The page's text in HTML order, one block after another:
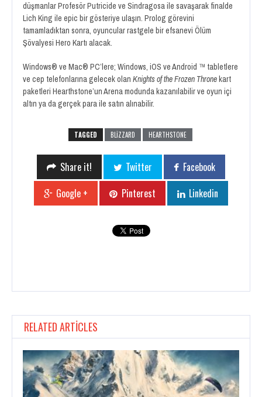
düşmanlar Profesör Putricide ve Sindragosa ile savaşarak finalde
Lich King ile epic bir gösteriye ulaşın. Prolog görevini
tamamladıktan sonra, oyuncular rastgele bir efsanevi Ölüm
Şövalyesi Hero Kartı alacak.
Windows® ve Mac® PC’lere; Windows, iOS ve Android ™ tabletlere
ve cep telefonlarına gelecek olan Knights of the Frozen Thronekart
paketleri Hearthstone’un Arena modunda kazanılabilir ve oyun içi
altın ya da gerçek para ile satın alınabilir.
TAGGED BLIZZARD HEARTHSTONE
Share it! Twitter
Facebook
Google +
Pinterest Linkedin
RELATED ARTICLES